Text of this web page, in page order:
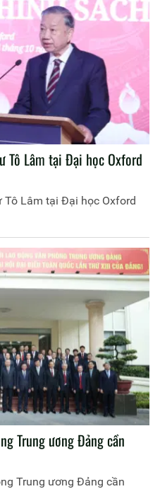
Tô Lâm tại Đại học Oxford
Tô Lâm tại Đại học Oxford
Trung ương Đảng cần
Trung ương Đảng cần